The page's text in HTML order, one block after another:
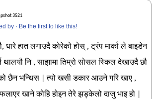
3521
by · Be the first to like this!
धारे हात लगाउदै कोरेको होस् , ट्रंप मार्का ले बाइडेन
नि , साझामा तिम्रो सोसल स्किल देखाउदै छौ
छैन भन्थिस | त्यो खसी डकार आउने गरि खाए ,
खाने कोहि होइन तेरे झड्केलो दाजु भाइ हो |